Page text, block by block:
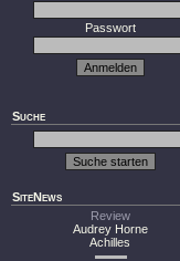
Passwort
Suche
SiteNews
Review
Audrey Horne
Achilles